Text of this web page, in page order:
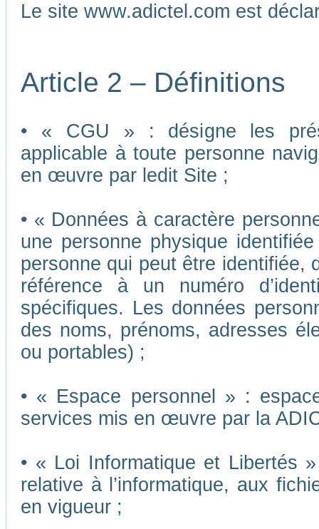
Le site www.adictel.com est
Article 2 – Définitions
• « CGU » : désigne les
applicable à toute personne
en œuvre par ledit Site ;
• « Données à caractère
une personne physique
personne qui peut être identifiée,
référence à un numéro
spécifiques. Les données
des noms, prénoms, adresses
ou portables) ;
• « Espace personnel » :
services mis en œuvre par la
• « Loi Informatique et Libertés
relative à l’informatique, aux
en vigueur ;